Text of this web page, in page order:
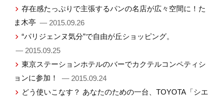
存在感たっぷりで主張するパンの名店が広々空間に！た
ま木亭 — 2015.09.26
“パリジェンヌ気分”で自由が丘ショッピング。
— 2015.09.25
東京ステーションホテルのバーでカクテルコンペティシ
ョンに参加！
— 2015.09.24
どう使いこなす？ あなたのための一台、TOYOTA「シエ